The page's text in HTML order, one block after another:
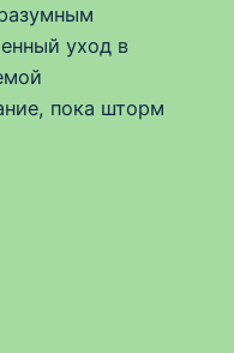
уход в
пока шторм